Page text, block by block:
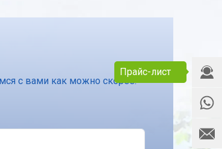
Прайс-лист
с вами как можно скорее.